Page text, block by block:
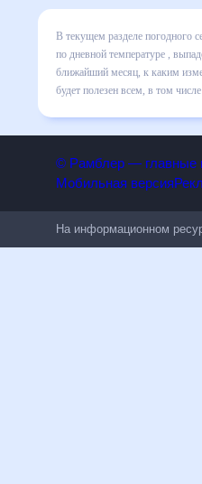
В текущем разделе
Казахстан на месяц
изменения в динамике и